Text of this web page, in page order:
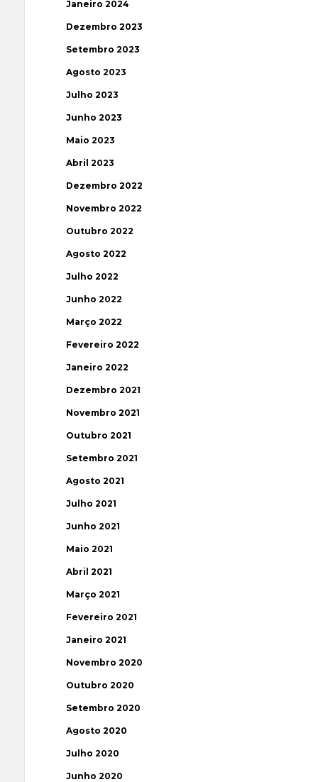
Janeiro 2024
Dezembro 2023
Setembro 2023
Agosto 2023
Julho 2023
Junho 2023
Maio 2023
Abril 2023
Dezembro 2022
Novembro 2022
Outubro 2022
Agosto 2022
Julho 2022
Junho 2022
Março 2022
Fevereiro 2022
Janeiro 2022
Dezembro 2021
Novembro 2021
Outubro 2021
Setembro 2021
Agosto 2021
Julho 2021
Junho 2021
Maio 2021
Abril 2021
Março 2021
Fevereiro 2021
Janeiro 2021
Novembro 2020
Outubro 2020
Setembro 2020
Agosto 2020
Julho 2020
Junho 2020